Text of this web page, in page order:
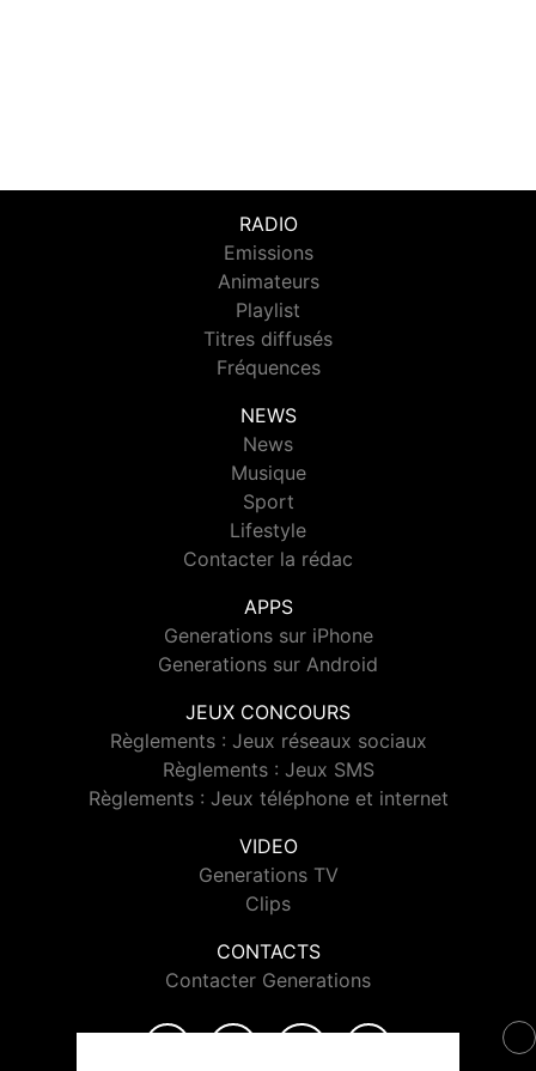
RADIO
Emissions
Animateurs
Playlist
Titres diffusés
Fréquences
NEWS
News
Musique
Sport
Lifestyle
Contacter la rédac
APPS
Generations sur iPhone
Generations sur Android
JEUX CONCOURS
Règlements : Jeux réseaux sociaux
Règlements : Jeux SMS
Règlements : Jeux téléphone et internet
VIDEO
Generations TV
Clips
CONTACTS
Contacter Generations